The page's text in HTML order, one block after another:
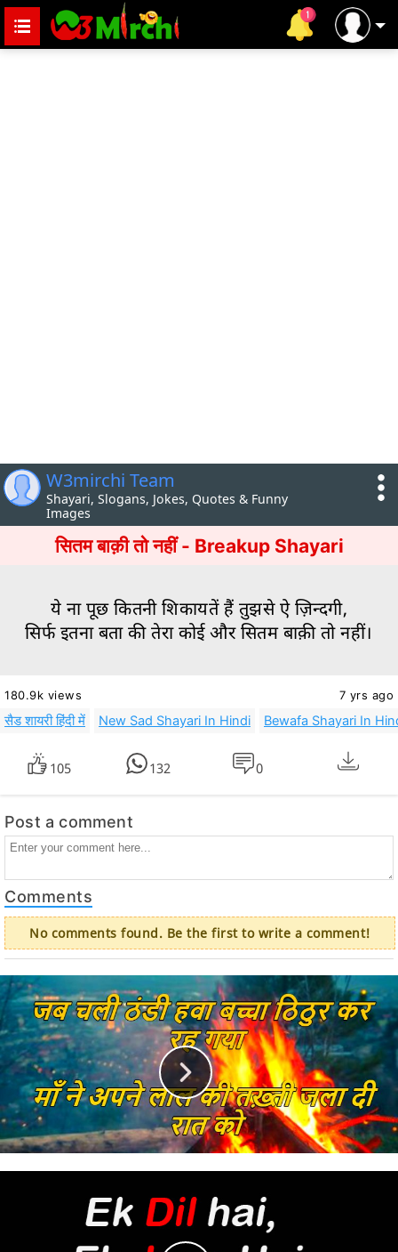
W3mirchi Team
Shayari, Slogans, Jokes, Quotes & Funny
Images
सितम बाक़ी तो नहीं - Breakup Shayari
ये ना पूछ कितनी शिकायतें हैं तुझसे ऐ ज़िन्दगी,
सिर्फ इतना बता की तेरा कोई और सितम बाक़ी तो नहीं।
180.9k views 7 yrs ago
सैड शायरी हिंदी में New Sad Shayari In Hindi Bewafa Shayari In
105 132 0
Post a comment
Comments
No comments found. Be the first to write a comment!